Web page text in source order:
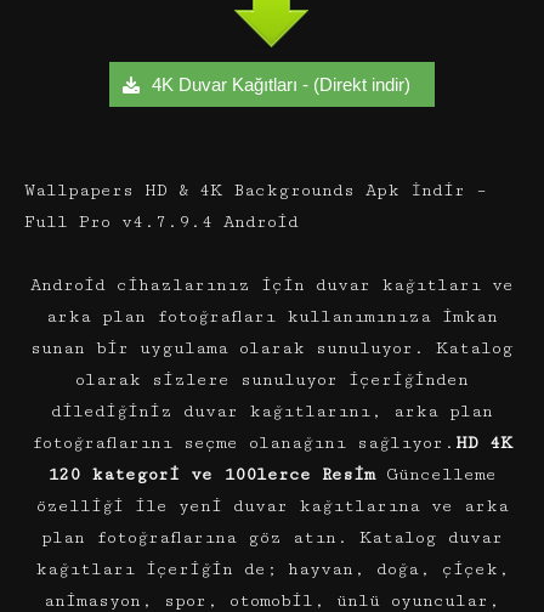
4K Duvar Kağıtları - (Direkt indir)
Wallpapers HD & 4K Backgrounds Apk İndir –
Full Pro v4.7.9.4 Android
Android cihazlarınız için duvar kağıtları ve
arka plan fotoğrafları kullanımınıza imkan
sunan bir uygulama olarak sunuluyor. Katalog
olarak sizlere sunuluyor içeriğinden
dilediğiniz duvar kağıtlarını, arka plan
fotoğraflarını seçme olanağını sağlıyor. HD 4K
120 kategori ve 100lerce ResimGüncelleme
özelliği ile yeni duvar kağıtlarına ve arka
plan fotoğraflarına göz atın. Katalog duvar
kağıtları içeriğin de; hayvan, doğa, çiçek,
animasyon, spor, otomobil, ünlü oyuncular,